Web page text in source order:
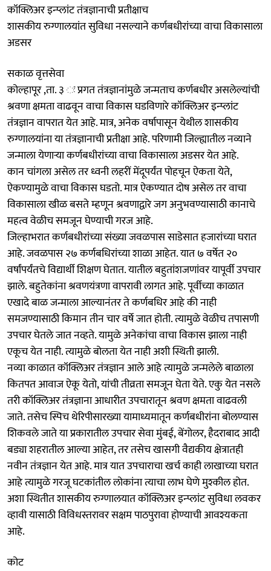
कॉक्लिअर इन्प्लांट तंत्रज्ञानाची प्रतीक्षाच
शासकीय रुग्णालयांत सुविधा नसल्याने कर्णबधीरांच्या वाचा विकासाला
अडसर
सकाळ वृत्तसेवा
कोल्हापूर ,ता. ३ ः प्रगत तंत्रज्ञानांमुळे जन्मताच कर्णबधीर असलेल्यांची
श्रवणा क्षमता वाढवून वाचा विकास घडविणारे कॉक्लिअर इन्प्लांट
तंत्रज्ञान वापरात येत आहे. मात्र, अनेक वर्षापासून येथील शासकीय
रुग्णालयांना या तंत्रज्ञानाची प्रतीक्षा आहे. परिणामी जिल्ह्यातील नव्याने
जन्माला येणाऱ्या कर्णबधीरांच्या वाचा विकासाला अडसर येत आहे.
कान चांगला असेल तर ध्वनी लहरीं मेंदूपर्यंत पोहचून ऐकता येते,
ऐकण्यामुळे वाचा विकास घडतो. मात्र ऐकण्यात दोष असेल तर वाचा
विकासाला खीळ बसते म्हणून श्रवणाद्वारे जग अनुभवण्यासाठी कानाचे
महत्व वेळीच समजून घेण्याची गरज आहे.
जिल्हाभरात कर्णबधीरांच्या संख्या जवळपास साडेसात हजारांच्या घरात
आहे. जवळपास २७ कर्णबधिरांच्या शाळा आहेत. यात ७ वर्षेत २०
वर्षांपर्यंतचे विद्यार्थी शिक्षण घेतात. यातील बहुतांशजणांवर यापूर्वी उपचार
झाले. बहुतेकांना श्रवणयंत्रणा वापरावी लागत आहे. पूर्वीच्या काळात
एखादे बाळ जन्माला आल्यानंतर ते कर्णबधिर आहे की नाही
समजण्यासाठी किमान तीन चार वर्षे जात होती. त्यामुळे वेळीच तपासणी
उपचार घेतले जात नव्हते. यामुळे अनेकांचा वाचा विकास झाला नाही
एकूच येत नाही. त्यामुळे बोलता येत नाही अशी स्थिती झाली.
नव्या काळात कॉक्लिअर तंत्रज्ञान आले आहे त्यामुळे जन्मलेले बाळाला
कितपत आवाज ऐकू येतो, यांची तीव्रता समजून घेता येते. एकु येत नसले
तरी कॉक्लिअर तंत्रज्ञाना आधारीत उपचारातून श्रवण क्षमता वाढवली
जाते. तसेच स्पिच थेरिपीसारख्या यामाध्यमातून कर्णबधीरांना बोलण्यास
शिकवले जाते या प्रकारातील उपचार सेवा मुंबई, बेंगोलर, हैदराबाद आदी
बड्या शहरातील आल्या आहेत, तर तसेच खासगी वैद्यकीय क्षेत्रातही
नवीन तंत्रज्ञान येत आहे. मात्र यात उपचाराचा खर्च काही लाखाच्या घरात
आहे त्यामुळे गरजू घटकांतील लोकांना त्याचा लाभ घेणे मुश्कील होत.
अशा स्थितीत शासकीय रुग्णालयात कॉक्लिअर इन्प्लांट सुविधा लवकर
व्हावी यासाठी विविधस्तरावर सक्षम पाठपुरावा होण्याची आवश्यकता
आहे.
कोट